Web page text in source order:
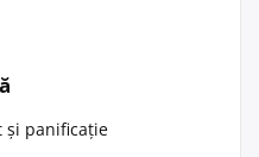
și panificație